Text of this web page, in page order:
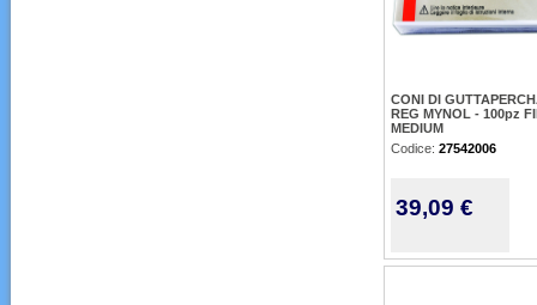
CONI DI
REG MYNOL - 100pz
MEDIUM
Codice: 27542006
39,09 €